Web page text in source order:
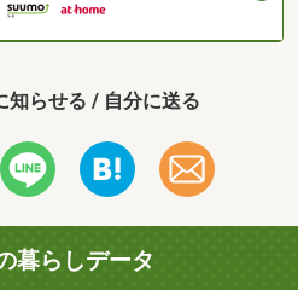
知らせる / 自分に送る
暮らしデータ